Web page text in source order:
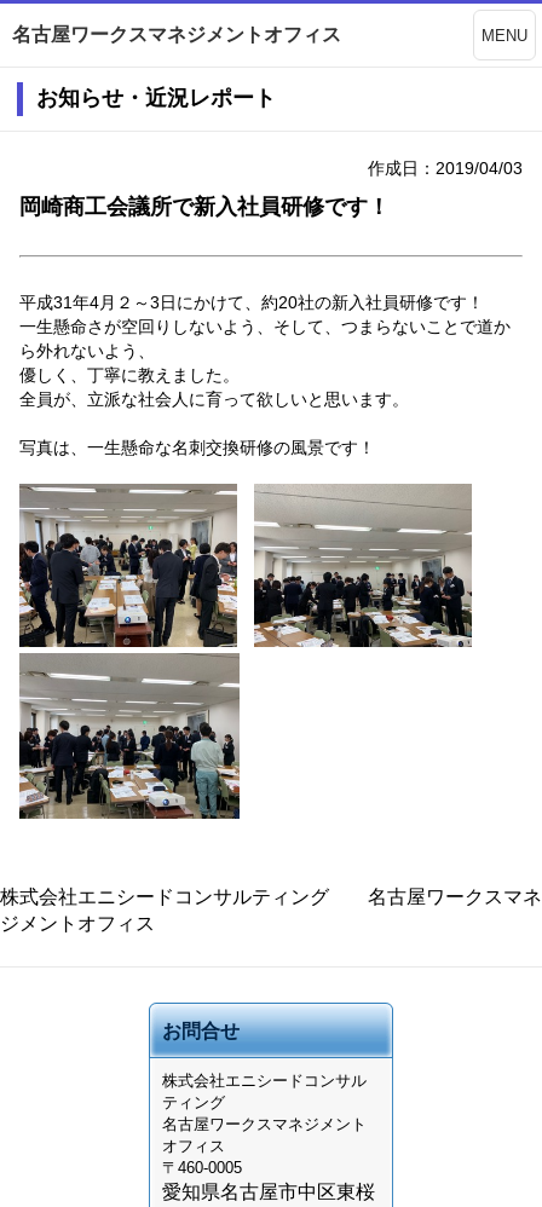
名古屋ワークスマネジメントオフィス MENU
お知らせ・近況レポート
作成日：2019/04/03
岡崎商工会議所で新入社員研修です！
平成31年4月２～3日にかけて、約20社の新入社員研修です！
一生懸命さが空回りしないよう、そして、つまらないことで道か
ら外れないよう、
優しく、丁寧に教えました。
全員が、立派な社会人に育って欲しいと思います。
写真は、一生懸命な名刺交換研修の風景です！
株式会社エニシードコンサルティング 名古屋ワークスマネ
ジメントオフィス
お問合せ
株式会社エニシードコンサル
ティング
名古屋ワークスマネジメント
オフィス
〒460-0005
愛知県名古屋市中区東桜